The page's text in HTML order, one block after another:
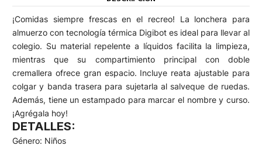
¡Comidas siempre frescas en el recreo! La lonchera para
almuerzo con tecnología térmica Digibot es ideal para llevar al
colegio. Su material repelente a líquidos facilita la limpieza,
mientras que su compartimiento principal con doble
cremallera ofrece gran espacio. Incluye reata ajustable para
colgar y banda trasera para sujetarla al salveque de ruedas.
Además, tiene un estampado para marcar el nombre y curso.
¡Agrégala hoy!
DETALLES:
Género: Niños